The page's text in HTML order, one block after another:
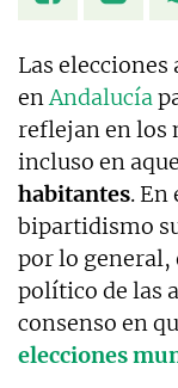
Las
enAndalucía
reflejan en los
incluso en
habitantes. En
bipartidismo
por lo general,
político de las
consenso en
elecciones